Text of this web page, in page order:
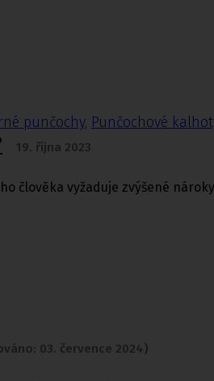
punčochy, Punčochové
19. října 2023
člověka vyžaduje zvýšené
03. července 2024)